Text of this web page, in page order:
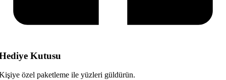
Kutusu
özel paketleme ile yüzleri güldürün.